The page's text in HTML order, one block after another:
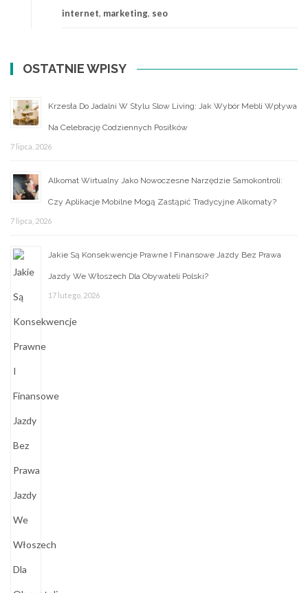
internetowy?
internet, marketing, seo
OSTATNIE WPISY
Krzesła Do Jadalni W Stylu Slow Living: Jak Wybór Mebli Wpływa
Na Celebrację Codziennych Posiłków
7 lipca, 2026
Alkomat Wirtualny Jako Nowoczesne Narzędzie Samokontroli:
Czy Aplikacje Mobilne Mogą Zastąpić Tradycyjne Alkomaty?
7 lipca, 2026
Jakie Są Konsekwencje Prawne I Finansowe Jazdy Bez Prawa
Jazdy We Włoszech Dla Obywateli Polski?
17 lutego, 2026